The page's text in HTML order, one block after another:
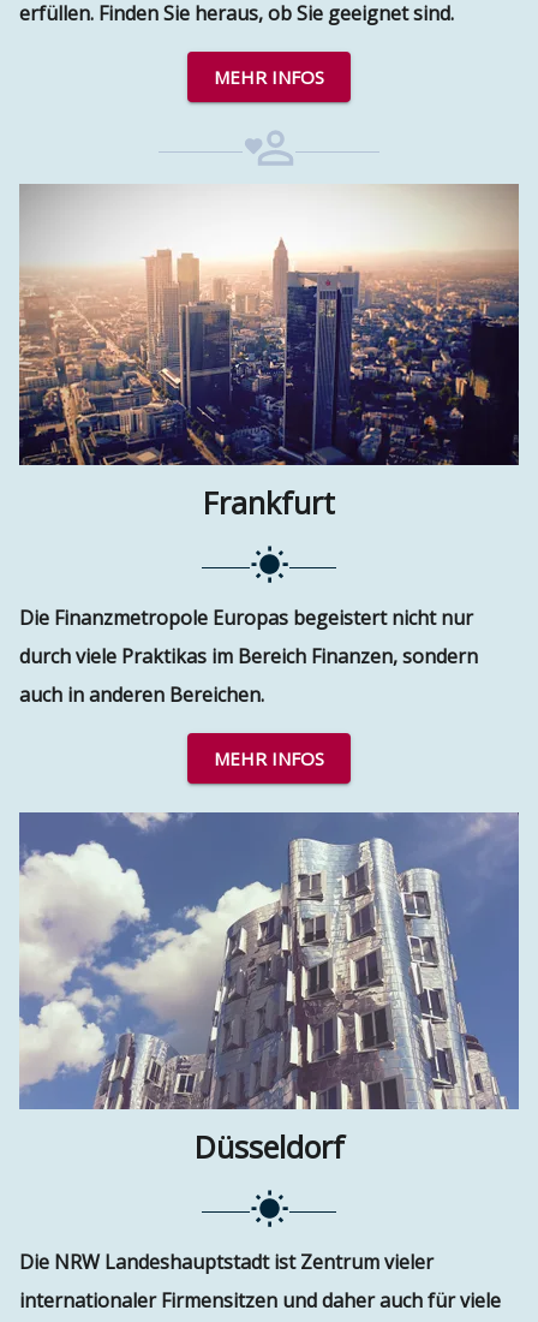
erfüllen. Finden Sie heraus, ob Sie geeignet sind.
MEHR INFOS
Frankfurt
Die Finanzmetropole Europas begeistert nicht nur
durch viele Praktikas im Bereich Finanzen, sondern
auch in anderen Bereichen.
MEHR INFOS
Düsseldorf
Die NRW Landeshauptstadt ist Zentrum vieler
internationaler Firmensitzen und daher auch für viele